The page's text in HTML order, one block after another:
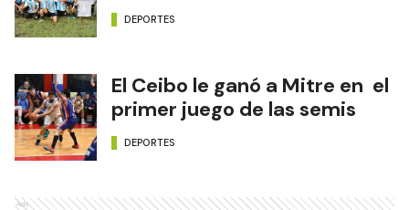
DEPORTES
El Ceibo le ganó a Mitre en el
primer juego de las semis
DEPORTES
Ads